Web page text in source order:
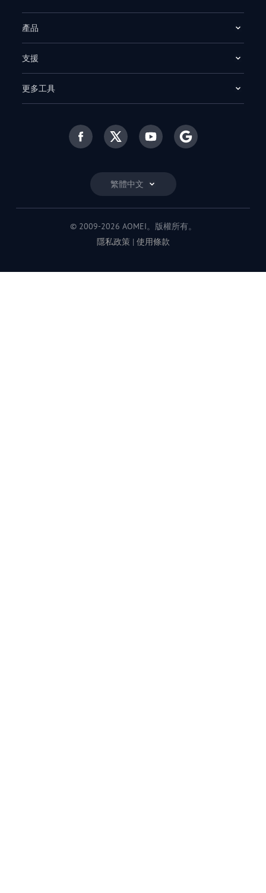
繁體中文
產品
支援
更多工具
© 2009-2026 AOMEI。版權所有。
隱私政策 | 使用條款